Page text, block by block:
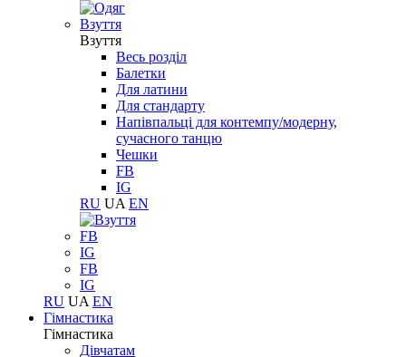
Взуття
Взуття
Весь розділ
Балетки
Для латини
Для стандарту
Напівпальці для контемпу/модерну,
сучасного танцю
Чешки
FB
IG
RU UA EN
FB
IG
FB
IG
RU UA EN
Гімнастика
Гімнастика
Дівчатам